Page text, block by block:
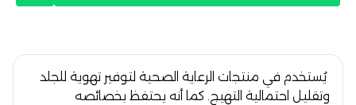
يُستخدم في منتجات الرعاية الصحية لتوفير تهوية للجلد
وتقليل احتمالية التهيج. كما أنه يحتفظ بخصائصه